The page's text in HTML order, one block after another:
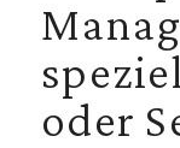
oder